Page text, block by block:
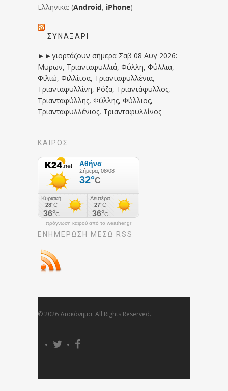
Ελληνικά: (Android, iPhone)
ΣΥΝΑΞΆΡΙ
►►γιορτάζουν σήμερα Σαβ 08 Αυγ 2026:
Μυρων, Τριανταφυλλιά, Φύλλη, Φύλλια,
Φιλιώ, Φιλλίτσα, Τριανταφυλλένια,
Τριανταφυλλίνη, Ρόζα, Τριαντάφυλλος,
Τριανταφύλλης, Φύλλης, Φύλλιος,
Τριανταφυλλένιος, Τριανταφυλλίνος
ΚΑΙΡΟΣ
πρόγνωση καιρού από το weather.gr
ΕΝΗΜΈΡΩΣΉ ΜΕΣΩ RSS
© 2026 Διακόνημα. All Rights Reserved.